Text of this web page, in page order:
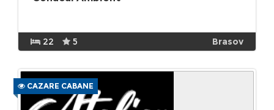
22 5 Brasov
CAZARE CABANE